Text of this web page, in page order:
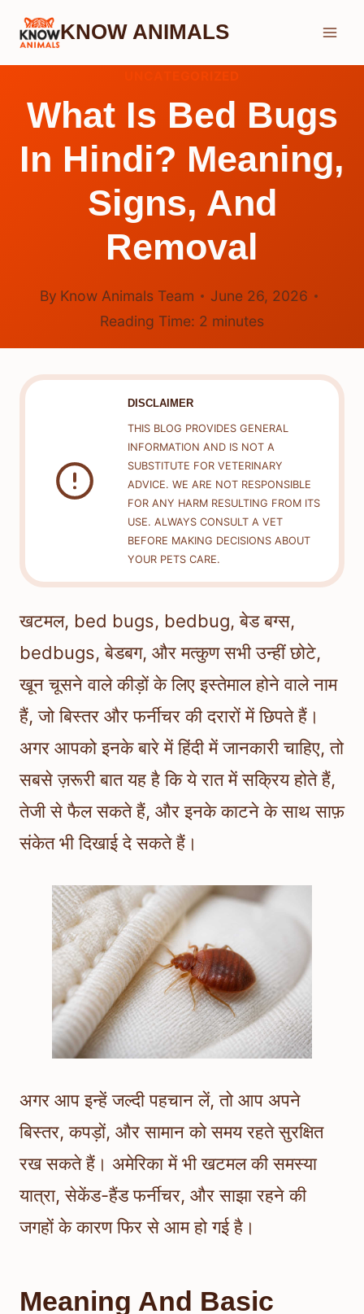
Skip
KNOW ANIMALS
What Is Bed Bugs
In Hindi? Meaning,
Signs, And
Removal
By Know Animals Team
June 26, 2026
Reading Time: 2 minutes
DISCLAIMER
THIS BLOG PROVIDES GENERAL
INFORMATION AND IS NOT A
SUBSTITUTE FOR VETERINARY
ADVICE. WE ARE NOT RESPONSIBLE
FOR ANY HARM RESULTING FROM ITS
USE. ALWAYS CONSULT A VET
BEFORE MAKING DECISIONS ABOUT
YOUR PETS CARE.
खटमल, bed bugs, bedbug, बेड बग्स,
bedbugs, बेडबग, और मत्कुण सभी उन्हीं छोटे,
खून चूसने वाले कीड़ों के लिए इस्तेमाल होने वाले नाम
हैं, जो बिस्तर और फर्नीचर की दरारों में छिपते हैं।
अगर आपको इनके बारे में हिंदी में जानकारी चाहिए, तो
सबसे ज़रूरी बात यह है कि ये रात में सक्रिय होते हैं,
तेजी से फैल सकते हैं, और इनके काटने के साथ साफ़
संकेत भी दिखाई दे सकते हैं।
अगर आप इन्हें जल्दी पहचान लें, तो आप अपने
बिस्तर, कपड़ों, और सामान को समय रहते सुरक्षित
रख सकते हैं। अमेरिका में भी खटमल की समस्या
यात्रा, सेकेंड-हैंड फर्नीचर, और साझा रहने की
जगहों के कारण फिर से आम हो गई है।
Meaning And Basic